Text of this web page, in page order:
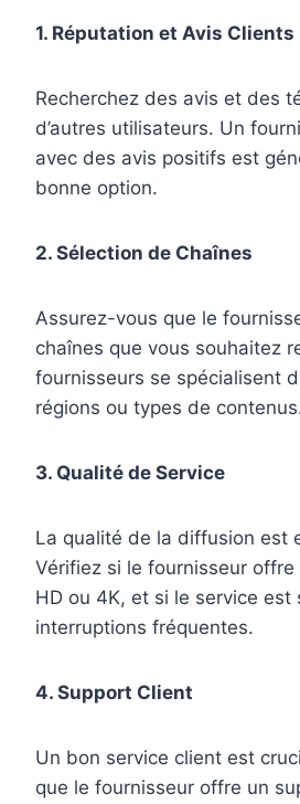
1. Réputation et Avis Clients
Recherchez des avis et des
d’autres utilisateurs. Un
avec des avis positifs est
bonne option.
2. Sélection de Chaînes
Assurez-vous que le
chaînes que vous souhaitez
fournisseurs se spécialisent
régions ou types de
3. Qualité de Service
La qualité de la diffusion est
Vérifiez si le fournisseur
HD ou 4K, et si le service est
interruptions fréquentes.
4. Support Client
Un bon service client est
que le fournisseur offre un